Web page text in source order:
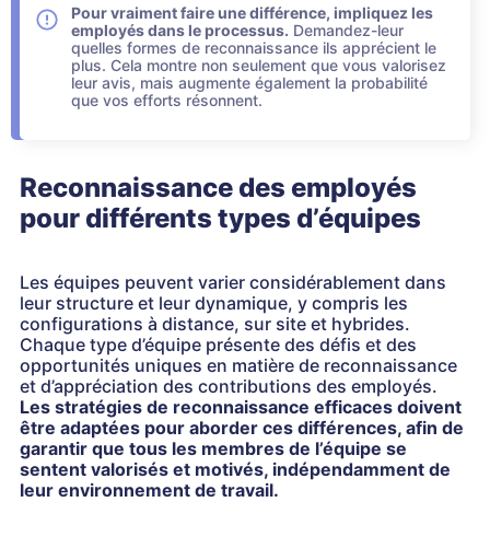
Pour vraiment faire une différence, impliquez les
employés dans le processus. Demandez-leur
quelles formes de reconnaissance ils apprécient le
plus. Cela montre non seulement que vous valorisez
leur avis, mais augmente également la probabilité
que vos efforts résonnent.
Reconnaissance des employés
pour différents types d’équipes
Les équipes peuvent varier considérablement dans
leur structure et leur dynamique, y compris les
configurations à distance, sur site et hybrides.
Chaque type d’équipe présente des défis et des
opportunités uniques en matière de reconnaissance
et d’appréciation des contributions des employés.
Les stratégies de reconnaissance efficaces doivent
être adaptées pour aborder ces différences, afin de
garantir que tous les membres de l’équipe se
sentent valorisés et motivés, indépendamment de
leur environnement de travail.